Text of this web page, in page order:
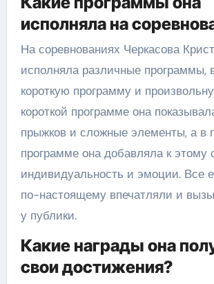
исполняла на
На соревнованиях Черкасова
исполняла различные программы,
короткую программу и
короткой программе она
прыжков и сложные элементы, а в
программе она добавляла к этому
индивидуальность и эмоции. Все
по-настоящему впечатляли и
у публики.
Какие награды она
свои достижения?